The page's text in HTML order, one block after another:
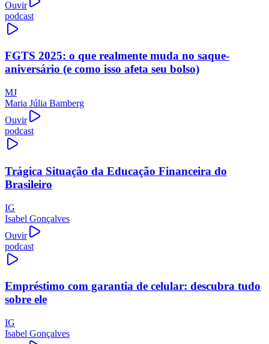
Ouvir
podcast
FGTS 2025: o que realmente muda no saque-
aniversário (e como isso afeta seu bolso)
MJ
Maria Júlia Bamberg
Ouvir
podcast
Trágica Situação da Educação Financeira do
Brasileiro
IG
Isabel Gonçalves
Ouvir
podcast
Empréstimo com garantia de celular: descubra tudo
sobre ele
IG
Isabel Gonçalves